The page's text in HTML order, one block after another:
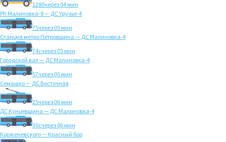
1280через 04 мин
РК Малиновка-8 — ДС Уручье-4
75через 05 мин
Станция метро Петровщина — ДС Малиновка-4
74счерез 05 мин
Городской вал — ДС Малиновка-4
57через 05 мин
Семашко — ДС Восточная
25через 06 мин
ДС Кунцевщина — ДС Малиновка-4
30счерез 06 мин
Корженевского — Красный бор